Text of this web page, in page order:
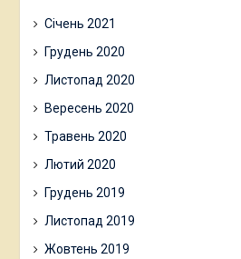
Січень 2021
Грудень 2020
Листопад 2020
Вересень 2020
Травень 2020
Лютий 2020
Грудень 2019
Листопад 2019
Жовтень 2019